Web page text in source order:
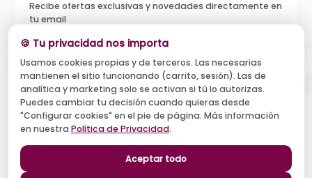
Recibe ofertas exclusivas y novedades directamente en
tu email
Acepto recibir novedades y ofertas, y el tratamiento de mi
email según la Política de Privacidad . Puedo darme de baja
cuando quiera.
Suscribirse
🍪 Tu privacidad nos importa
Usamos cookies propias y de terceros. Las necesarias
mantienen el sitio funcionando (carrito, sesión). Las de
analítica y marketing solo se activan si tú lo autorizas.
Puedes cambiar tu decisión cuando quieras desde
"Configurar cookies" en el pie de página. Más información
en nuestra Política de Privacidad.
Aceptar todo